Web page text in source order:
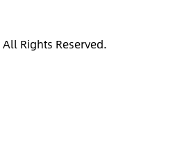
All Rights Reserved.